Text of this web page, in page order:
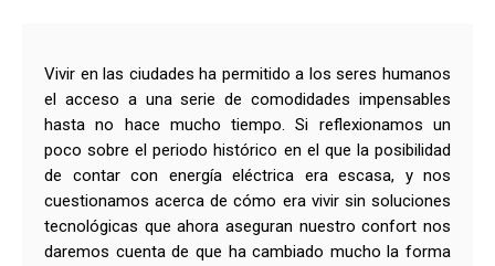
Vivir en las ciudades ha permitido a los seres humanos
el acceso a una serie de comodidades impensables
hasta no hace mucho tiempo. Si reflexionamos un
poco sobre el periodo histórico en el que la posibilidad
de contar con energía eléctrica era escasa, y nos
cuestionamos acerca de cómo era vivir sin soluciones
tecnológicas que ahora aseguran nuestro confort nos
daremos cuenta de que ha cambiado mucho la forma